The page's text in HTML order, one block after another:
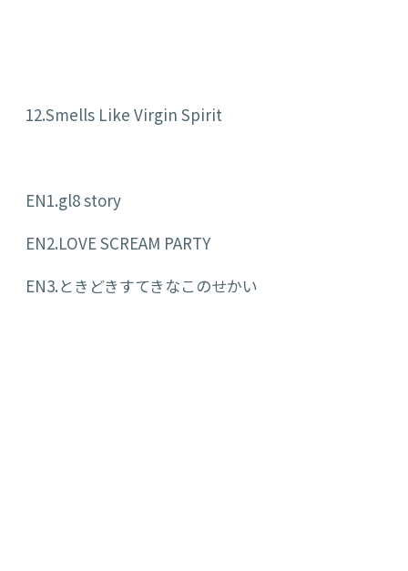
12.Smells Like Virgin Spirit
EN1.gl8 story
EN2.LOVE SCREAM PARTY
EN3.ときどきすてきなこのせかい